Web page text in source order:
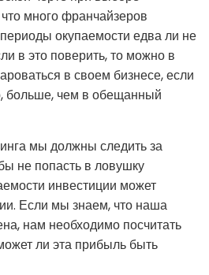
много франчайзеров
окупаемости едва ли не
в это поверить, то можно в
в своем бизнесе, если
больше, чем в обещанный
мы должны следить за
не попасть в ловушку
инвестиции может
Если мы знаем, что наша
нам необходимо посчитать
ли эта прибыль быть